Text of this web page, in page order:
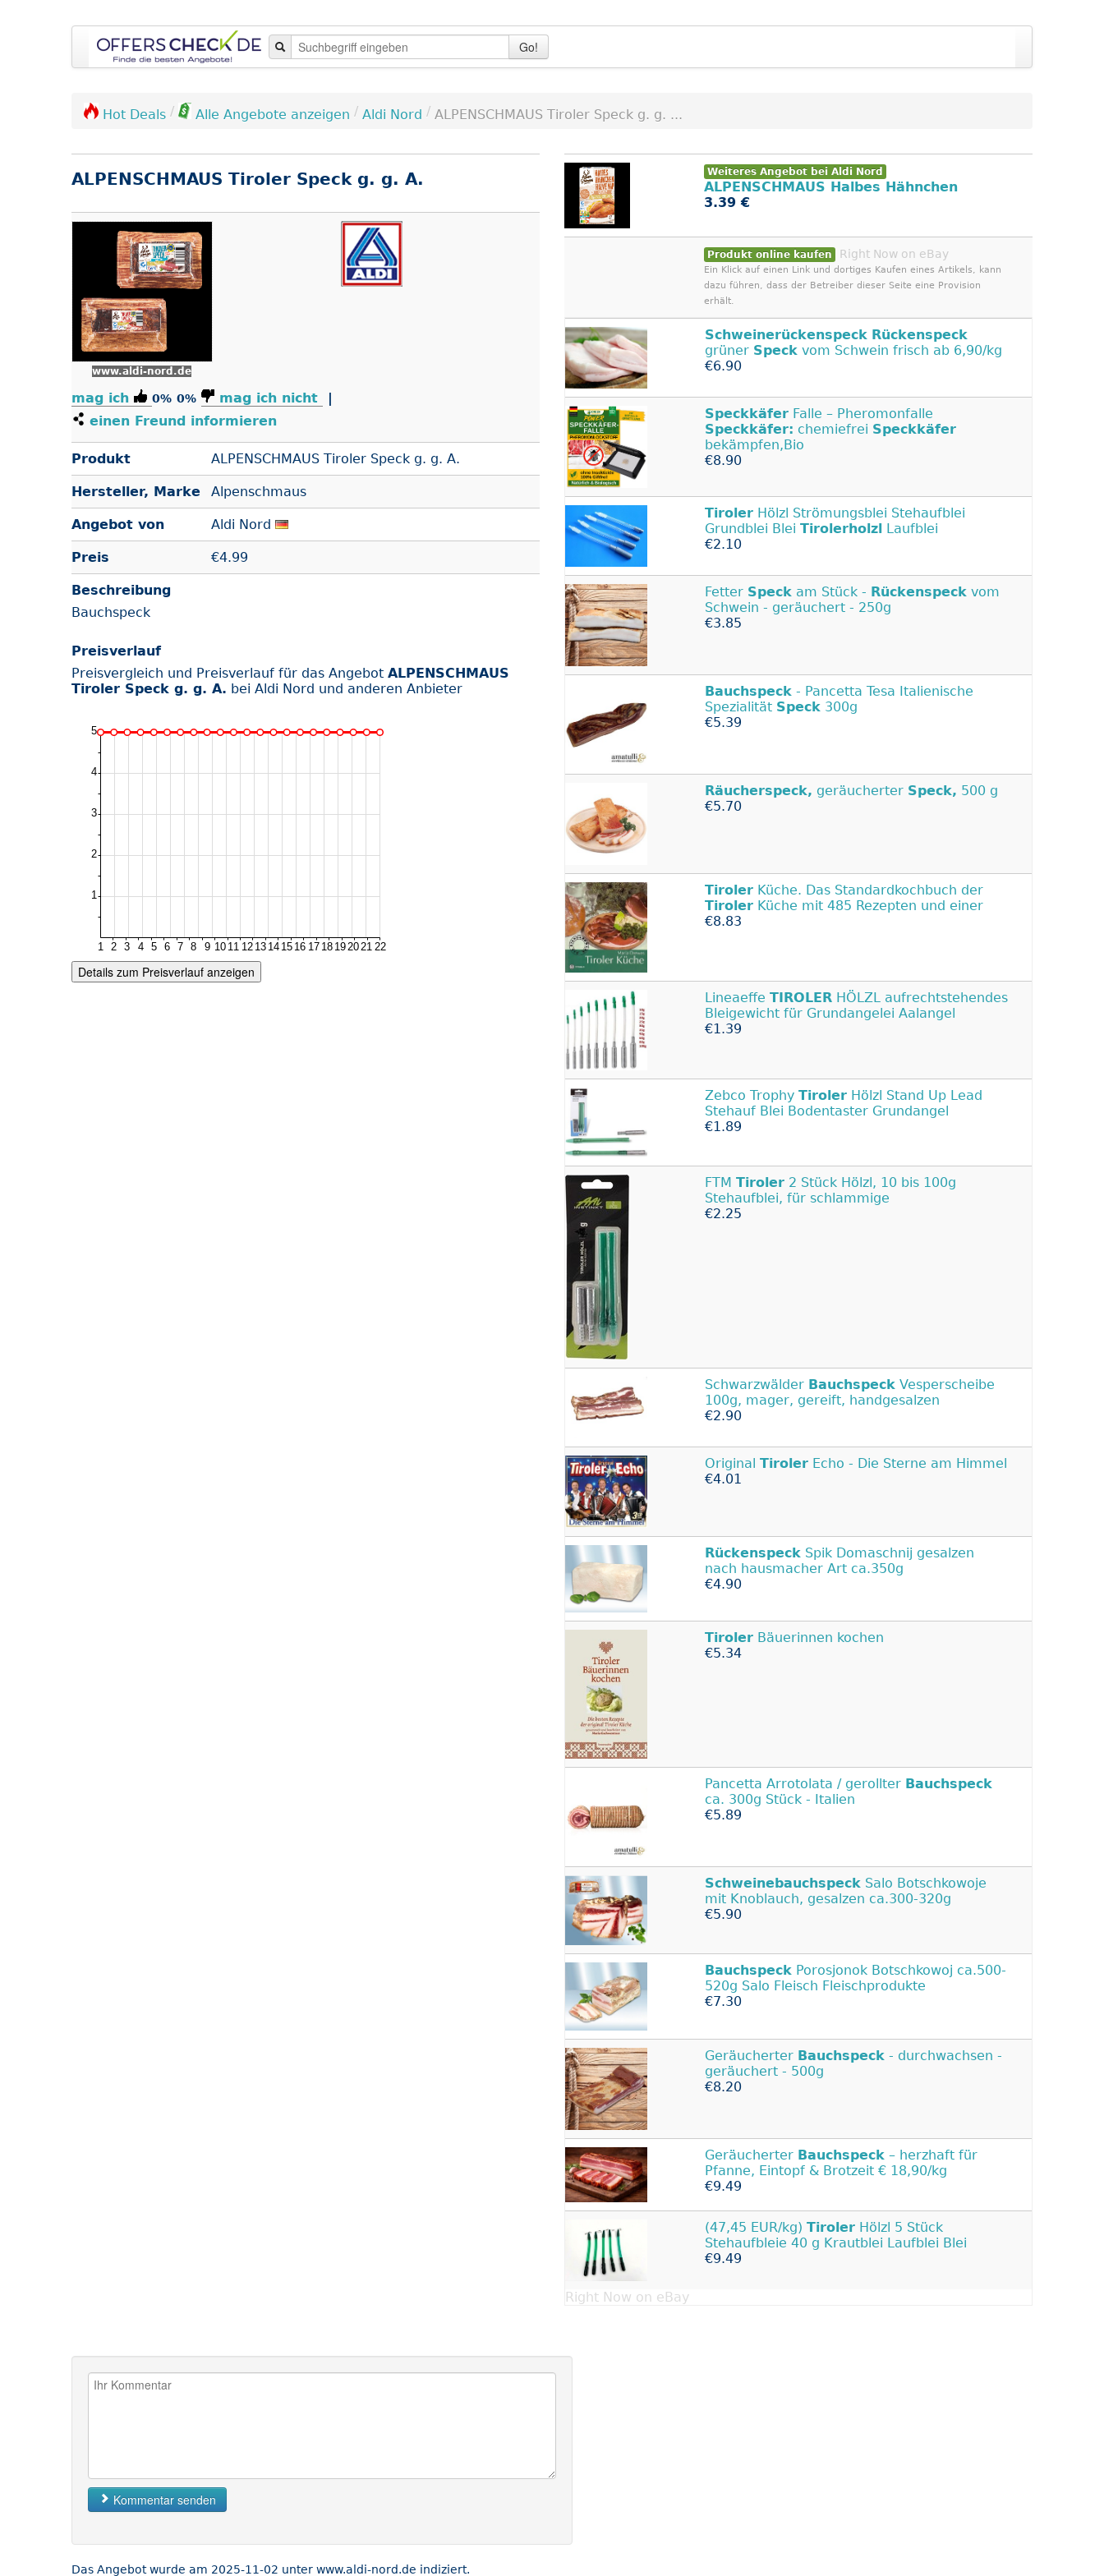
Go!
Hot Deals / Alle Angebote anzeigen / Aldi Nord / ALPENSCHMAUS Tiroler Speck g. g. ...
ALPENSCHMAUS Tiroler Speck g. g. A.
www.aldi-nord.de
mag ich 0% 0% mag ich nicht
|
einen Freund informieren
Produkt ALPENSCHMAUS Tiroler Speck g. g. A.
Hersteller, Marke Alpenschmaus
Angebot von Aldi Nord
Preis €4.99
Beschreibung
Bauchspeck
Preisverlauf
Preisvergleich und Preisverlauf für das Angebot ALPENSCHMAUS
Tiroler Speck g. g. A. bei Aldi Nord und anderen Anbieter
Details zum Preisverlauf anzeigen
Weiteres Angebot bei Aldi Nord
ALPENSCHMAUS Halbes Hähnchen
3.39 €
Produkt online kaufen Right Now on eBay
Ein Klick auf einen Link und dortiges Kaufen eines Artikels, kann
dazu führen, dass der Betreiber dieser Seite eine Provision
erhält.
Schweinerückenspeck Rückenspeck
grüner Speck vom Schwein frisch ab 6,90/kg
€6.90
Speckkäfer Falle – Pheromonfalle
Speckkäfer: chemiefrei Speckkäfer
bekämpfen,Bio
€8.90
Tiroler Hölzl Strömungsblei Stehaufblei
Grundblei Blei Tirolerholzl Laufblei
€2.10
Fetter Speck am Stück - Rückenspeck vom
Schwein - geräuchert - 250g
€3.85
Bauchspeck - Pancetta Tesa Italienische
Spezialität Speck 300g
€5.39
Räucherspeck, geräucherter Speck, 500 g
€5.70
Tiroler Küche. Das Standardkochbuch der
Tiroler Küche mit 485 Rezepten und einer
€8.83
Lineaeffe TIROLER HÖLZL aufrechtstehendes
Bleigewicht für Grundangelei Aalangel
€1.39
Zebco Trophy Tiroler Hölzl Stand Up Lead
Stehauf Blei Bodentaster Grundangel
€1.89
FTM Tiroler 2 Stück Hölzl, 10 bis 100g
Stehaufblei, für schlammige
€2.25
Schwarzwälder Bauchspeck Vesperscheibe
100g, mager, gereift, handgesalzen
€2.90
Original Tiroler Echo - Die Sterne am Himmel
€4.01
Rückenspeck Spik Domaschnij gesalzen
nach hausmacher Art ca.350g
€4.90
Tiroler Bäuerinnen kochen
€5.34
Pancetta Arrotolata / gerollter Bauchspeck
ca. 300g Stück - Italien
€5.89
Schweinebauchspeck Salo Botschkowoje
mit Knoblauch, gesalzen ca.300-320g
€5.90
Bauchspeck Porosjonok Botschkowoj ca.500-
520g Salo Fleisch Fleischprodukte
€7.30
Geräucherter Bauchspeck - durchwachsen -
geräuchert - 500g
€8.20
Geräucherter Bauchspeck – herzhaft für
Pfanne, Eintopf & Brotzeit € 18,90/kg
€9.49
(47,45 EUR/kg) Tiroler Hölzl 5 Stück
Stehaufbleie 40 g Krautblei Laufblei Blei
€9.49
Right Now on eBay
Kommentar senden
Das Angebot wurde am 2025-11-02 unter www.aldi-nord.de indiziert.